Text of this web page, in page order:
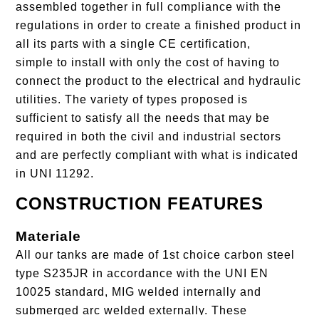
assembled together in full compliance with the
regulations in order to create a finished product in
all its parts with a single CE certification,
simple to install with only the cost of having to
connect the product to the electrical and hydraulic
utilities. The variety of types proposed is
sufficient to satisfy all the needs that may be
required in both the civil and industrial sectors
and are perfectly compliant with what is indicated
in UNI 11292.
CONSTRUCTION FEATURES
Materiale
All our tanks are made of 1st choice carbon steel
type S235JR in accordance with the UNI EN
10025 standard, MIG welded internally and
submerged arc welded externally. These